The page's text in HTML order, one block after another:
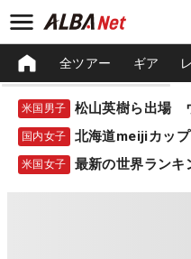
全ツアー ギア
米国男子
国内女子 北海道meijiカッ
米国女子 最新の世界ランキ